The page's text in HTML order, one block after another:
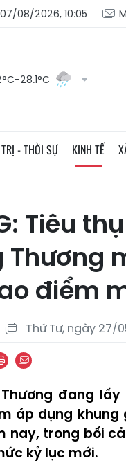
08/2026, 10:05
28.1°C
- THỜI SỰ KINH TẾ
Tiêu
Thương
điểm
Thứ Tư, ngày 27/
Thương đang
áp dụng
nay, trong bối
kỷ lục mới.